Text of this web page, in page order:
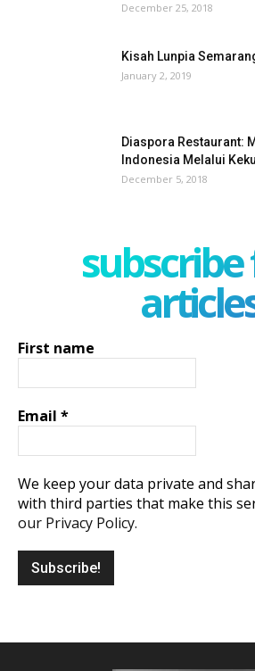
December 25, 2018
Kisah Lunpia
January 2, 2019
Diaspora Restaurant:
Indonesia Melalui
December 5, 2018
First name
Email *
We keep your data private and
with third parties that make this
our Privacy Policy.